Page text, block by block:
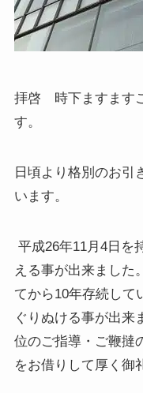
拝啓 時下ますます
す。
日頃より格別のお引
います。
平成26年11月4日を
える事が出来ました
てから10年存続して
ぐりぬける事が出来
位のご指導・ご鞭撻
をお借りして厚く御